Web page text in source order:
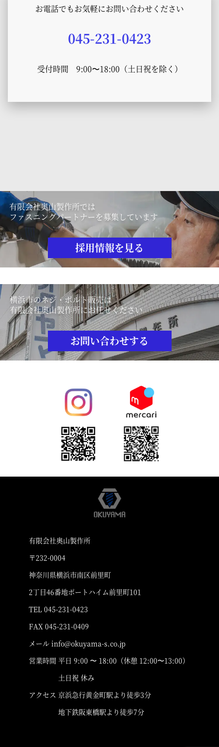
お電話でもお気軽にお問い合わせください
045-231-0423
受付時間 9:00〜18:00（土日祝を除く）
採用情報を見る
有限会社奥山製作所では
ファスニングパートナーを募集しています
横浜市のネジ・ボルト販売は
有限会社奥山製作所にお任せください
お問い合わせする
有限会社奥山製作所
〒232-0004
神奈川県横浜市南区前里町
2丁目46番地ポートハイム前里町101
TEL 045-231-0423
FAX 045-231-0409
メール info@okuyama-s.co.jp
営業時間 平日 9:00 〜 18:00（休憩 12:00〜13:00）
土日祝 休み
アクセス 京浜急行黄金町駅より徒歩3分
地下鉄阪東橋駅より徒歩7分